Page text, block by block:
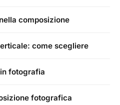
composizione
come scegliere
fotografia
fotografica